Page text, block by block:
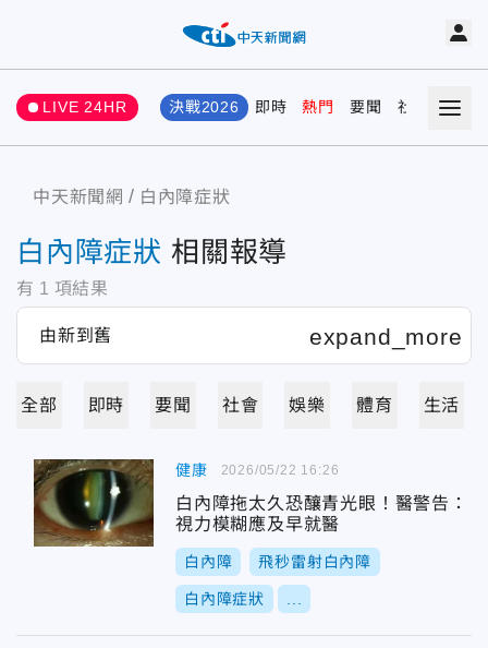
LIVE 24HR 決戰2026 即時 熱門 要聞 社會 娛樂
中天新聞網 白內障症狀
白內障症狀 相關報導
有 1 項結果
全部 即時 要聞 社會 娛樂 體育 生活
健康
白內障拖太久恐釀青光眼！醫警告：
視力模糊應及早就醫
白內障 飛秒雷射白內障
白內障症狀
2026/05/22 16:26